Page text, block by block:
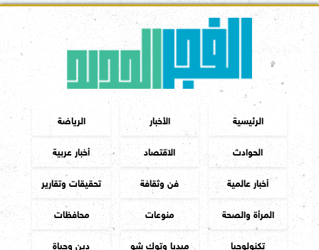
الرئيسية الأخبار
الرياضة
الحوادث
الاقتصاد
أخبار عربية
أخبار عالمية
فن وثقافة
تحقيقات وتقارير
المرأة والصحة
منوعات
محافظات
تكنولوجيا
ميديا وتوك شو دين وحياة